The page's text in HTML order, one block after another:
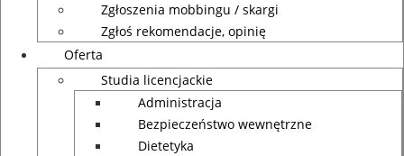
Zgłoszenia mobbingu / skargi
Zgłoś rekomendacje, opinię
Oferta
Studia licencjackie
Administracja
Bezpieczeństwo wewnętrzne
Dietetyka